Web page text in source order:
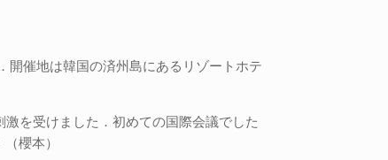
開催地は韓国の済州島にあるリゾートホテ
を受けました．初めての国際会議でした
櫻本）